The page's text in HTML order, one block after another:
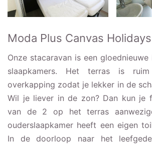
Moda Plus Canvas
Onze stacaravan is een
slaapkamers. Het terras is
overkapping zodat je lekker in de
Wil je liever in de zon? Dan kun je
van de 2 op het terras
ouderslaapkamer heeft een eigen
In de doorloop naar het